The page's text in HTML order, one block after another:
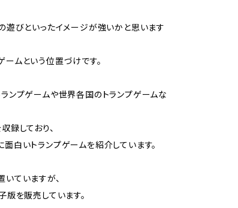
遊びといったイメージが強いかと思います
ムという位置づけです。
ンプゲームや世界各国のトランプゲームな
録しており、
白いトランプゲームを紹介しています。
ていますが、
版を販売しています。